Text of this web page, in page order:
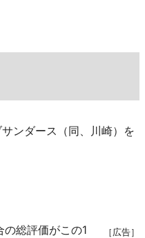
ンダース（同、川崎）を
［広告］
総評価がこの1